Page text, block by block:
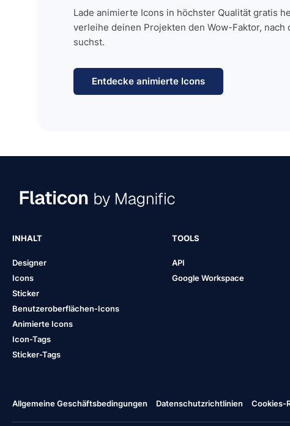
Lade animierte Icons in höchster Qualität gratis
verleihe deinen Projekten den Wow-Faktor, nach
suchst.
Entdecke animierte Icons
INHALT
Designer
Icons
Sticker
Benutzeroberflächen-Icons
Animierte Icons
Icon-Tags
Sticker-Tags
TOOLS
API
Google Workspace
Allgemeine Geschäftsbedingungen Datenschutzrichtlinien Cookies-